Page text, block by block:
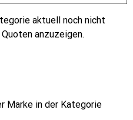
aktuell noch nicht
anzuzeigen.
Marke in der Kategorie